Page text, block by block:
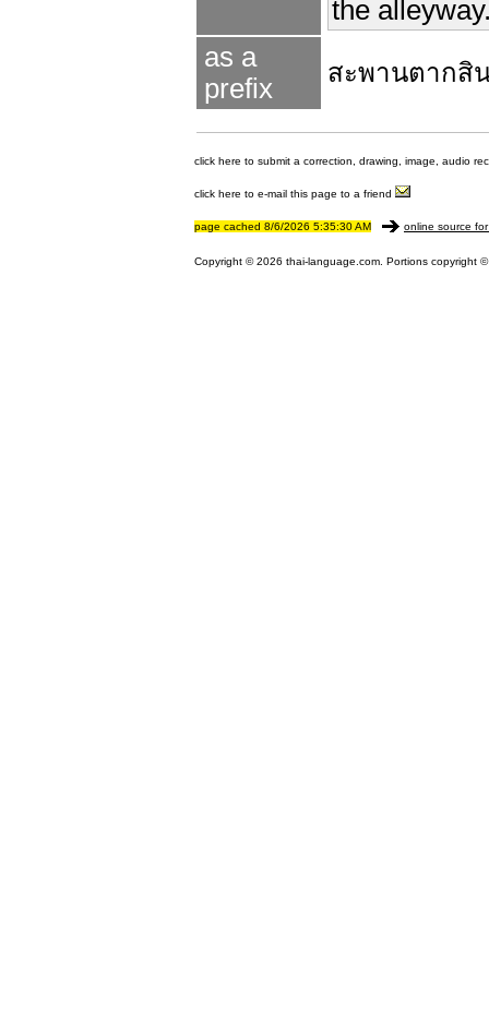
the
as a
prefix
สะพานตากสิ
click here to submit a correction, drawing, image, audio
click here to e-mail this page to a friend
page cached 8/6/2026 5:35:30 AM online source
Copyright © 2026 thai-language.com. Portions copyright